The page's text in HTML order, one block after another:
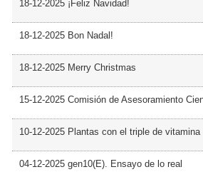
18-12-2025 ¡Feliz Navidad!
18-12-2025 Bon Nadal!
18-12-2025 Merry Christmas
15-12-2025 Comisión de Asesoramiento
10-12-2025 Plantas con el triple de vitamina
04-12-2025 gen10(E). Ensayo de lo real